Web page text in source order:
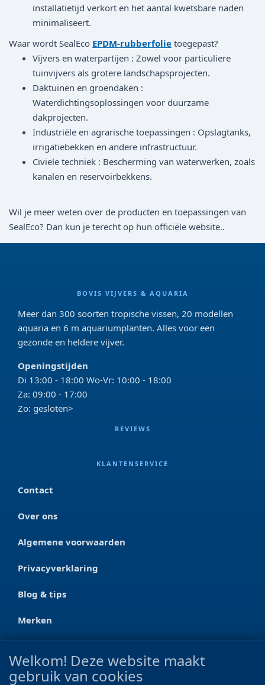
installatietijd verkort en het aantal kwetsbare naden
minimaliseert.
Waar wordt SealEco EPDM-rubberfolie toegepast?
Vijvers en waterpartijen : Zowel voor particuliere
tuinvijvers als grotere landschapsprojecten.
Daktuinen en groendaken :
Waterdichtingsoplossingen voor duurzame
dakprojecten.
Industriële en agrarische toepassingen : Opslagtanks,
irrigatiebekken en andere infrastructuur.
Civiele techniek : Bescherming van waterwerken, zoals
kanalen en reservoirbekkens.
Wil je meer weten over de producten en toepassingen van
SealEco? Dan kun je terecht op hun officiële website..
BOVIS VIJVERS & AQUARIA
Meer dan 300 soorten tropische vissen, 20 modellen
aquaria en 6 m aquariumplanten. Alles voor een
gezonde en heldere vijver.
Openingstijden
Di 13:00 - 18:00 Wo-Vr: 10:00 - 18:00
Za: 09:00 - 17:00
Zo: gesloten>
REVIEWS
KLANTENSERVICE
Contact
Over ons
Algemene voorwaarden
Privacyverklaring
Blog & tips
Merken
CONTACT
Ootmarsumseweg 125a
Welkom! Deze website maakt
gebruik van cookies